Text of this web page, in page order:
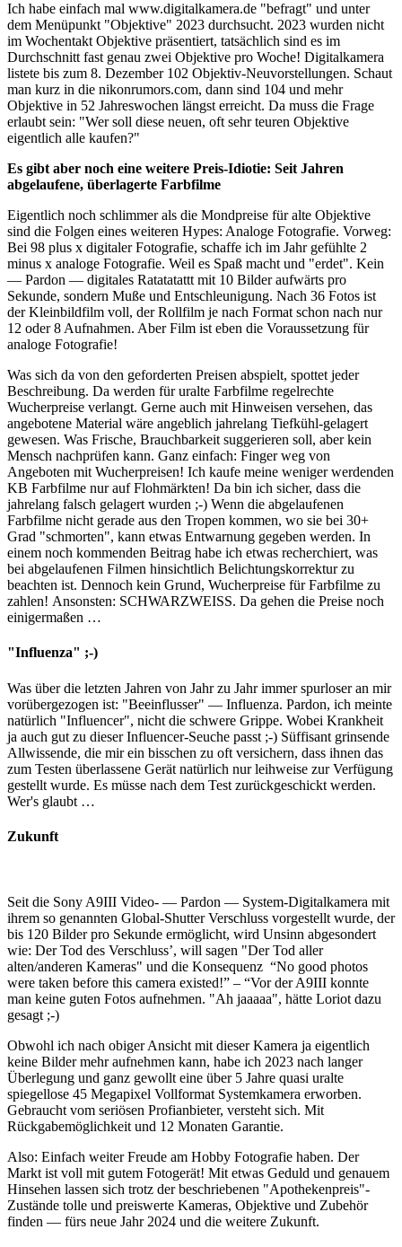
Ich habe einfach mal www.digitalkamera.de "befragt" und unter
dem Menüpunkt "Objektive" 2023 durchsucht. 2023 wurden nicht
im Wochentakt Objektive präsentiert, tatsächlich sind es im
Durchschnitt fast genau zwei Objektive pro Woche! Digitalkamera
listete bis zum 8. Dezember 102 Objektiv-Neuvorstellungen. Schaut
man kurz in die nikonrumors.com, dann sind 104 und mehr
Objektive in 52 Jahreswochen längst erreicht. Da muss die Frage
erlaubt sein: "Wer soll diese neuen, oft sehr teuren Objektive
eigentlich alle kaufen?"
Es gibt aber noch eine weitere Preis-Idiotie: Seit Jahren
abgelaufene, überlagerte Farbfilme
Eigentlich noch schlimmer als die Mondpreise für alte Objektive
sind die Folgen eines weiteren Hypes: Analoge Fotografie. Vorweg:
Bei 98 plus x digitaler Fotografie, schaffe ich im Jahr gefühlte 2
minus x analoge Fotografie. Weil es Spaß macht und "erdet". Kein
— Pardon — digitales Ratatatattt mit 10 Bilder aufwärts pro
Sekunde, sondern Muße und Entschleunigung. Nach 36 Fotos ist
der Kleinbildfilm voll, der Rollfilm je nach Format schon nach nur
12 oder 8 Aufnahmen. Aber Film ist eben die Voraussetzung für
analoge Fotografie!
Was sich da von den geforderten Preisen abspielt, spottet jeder
Beschreibung. Da werden für uralte Farbfilme regelrechte
Wucherpreise verlangt. Gerne auch mit Hinweisen versehen, das
angebotene Material wäre angeblich jahrelang Tiefkühl-gelagert
gewesen. Was Frische, Brauchbarkeit suggerieren soll, aber kein
Mensch nachprüfen kann. Ganz einfach: Finger weg von
Angeboten mit Wucherpreisen! Ich kaufe meine weniger werdenden
KB Farbfilme nur auf Flohmärkten! Da bin ich sicher, dass die
jahrelang falsch gelagert wurden ;-) Wenn die abgelaufenen
Farbfilme nicht gerade aus den Tropen kommen, wo sie bei 30+
Grad "schmorten", kann etwas Entwarnung gegeben werden. In
einem noch kommenden Beitrag habe ich etwas recherchiert, was
bei abgelaufenen Filmen hinsichtlich Belichtungskorrektur zu
beachten ist. Dennoch kein Grund, Wucherpreise für Farbfilme zu
zahlen! Ansonsten: SCHWARZWEISS. Da gehen die Preise noch
einigermaßen …
"Influenza" ;-)
Was über die letzten Jahren von Jahr zu Jahr immer spurloser an mir
vorübergezogen ist: "Beeinflusser" — Influenza. Pardon, ich meinte
natürlich "Influencer", nicht die schwere Grippe. Wobei Krankheit
ja auch gut zu dieser Influencer-Seuche passt ;-) Süffisant grinsende
Allwissende, die mir ein bisschen zu oft versichern, dass ihnen das
zum Testen überlassene Gerät natürlich nur leihweise zur Verfügung
gestellt wurde. Es müsse nach dem Test zurückgeschickt werden.
Wer's glaubt …
Zukunft
Seit die Sony A9III Video- — Pardon — System-Digitalkamera mit
ihrem so genannten Global-Shutter Verschluss vorgestellt wurde, der
bis 120 Bilder pro Sekunde ermöglicht, wird Unsinn abgesondert
wie: Der Tod des Verschluss’, will sagen "Der Tod aller
alten/anderen Kameras" und die Konsequenz “No good photos
were taken before this camera existed!” – “Vor der A9III konnte
man keine guten Fotos aufnehmen. "Ah jaaaaa", hätte Loriot dazu
gesagt ;-)
Obwohl ich nach obiger Ansicht mit dieser Kamera ja eigentlich
keine Bilder mehr aufnehmen kann, habe ich 2023 nach langer
Überlegung und ganz gewollt eine über 5 Jahre quasi uralte
spiegellose 45 Megapixel Vollformat Systemkamera erworben.
Gebraucht vom seriösen Profianbieter, versteht sich. Mit
Rückgabemöglichkeit und 12 Monaten Garantie.
Also: Einfach weiter Freude am Hobby Fotografie haben. Der
Markt ist voll mit gutem Fotogerät! Mit etwas Geduld und genauem
Hinsehen lassen sich trotz der beschriebenen "Apothekenpreis"-
Zustände tolle und preiswerte Kameras, Objektive und Zubehör
finden — fürs neue Jahr 2024 und die weitere Zukunft.